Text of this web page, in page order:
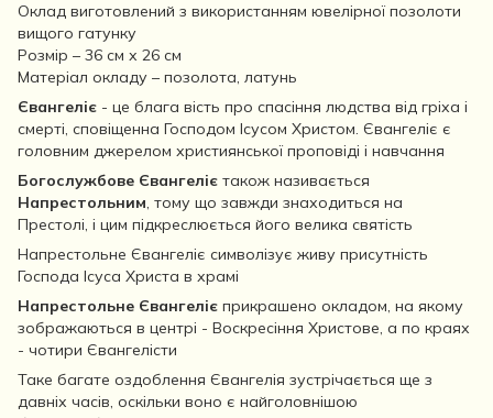
Оклад виготовлений з використанням ювелірної позолоти
вищого гатунку
Розмір – 36 см х 26 см
Матеріал окладу – позолота, латунь
Євангеліє - це блага вість про спасіння людства від гріха і
смерті, сповіщенна Господом Ісусом Христом. Євангеліє є
головним джерелом християнської проповіді і навчання
Богослужбове Євангеліє також називається
Напрестольним, тому що завжди знаходиться на
Престолі, і цим підкреслюється його велика святість
Напрестольне Євангеліє символізує живу присутність
Господа Ісуса Христа в храмі
Напрестольне Євангеліє прикрашено окладом, на якому
зображаються в центрі - Воскресіння Христове, а по краях
- чотири Євангелісти
Таке багате оздоблення Євангелія зустрічається ще з
давніх часів, оскільки воно є найголовнішою